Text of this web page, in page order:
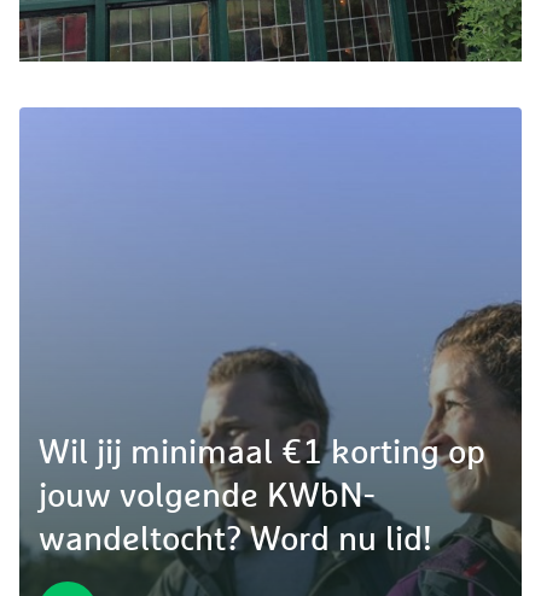
Wil jij minimaal €1 korting op
jouw volgende KWbN-
wandeltocht? Word nu lid!